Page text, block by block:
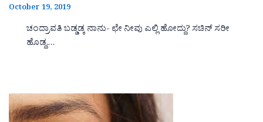
October 19, 2019
ಚಂದ್ರಾವತಿ ಬಡ್ಡಡ್ಕ ನಾನು- ಛೇ ನೀವು ಎಲ್ಲಿ ಹೋದ್ದು? ಸಚಿನ್ ಸರೀ
ಹೊಡ್ದ,…